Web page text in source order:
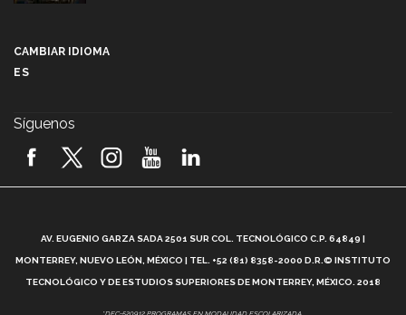
2026! (video)
¿Cómo es el Modelo Educativo Tec? (video)
CAMBIAR IDIOMA
ES
Síguenos
AV. EUGENIO GARZA SADA 2501 SUR COL. TECNOLÓGICO C.P. 64849 |
MONTERREY, NUEVO LEÓN, MÉXICO | TEL. +52 (81) 8358-2000 D.R.© INSTITUTO
TECNOLÓGICO Y DE ESTUDIOS SUPERIORES DE MONTERREY, MÉXICO. 2018